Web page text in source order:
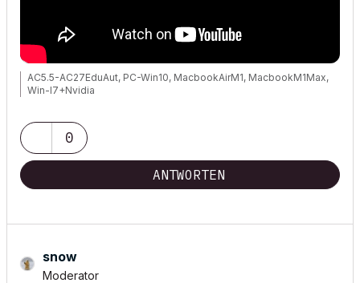
AC5.5-AC27EduAut, PC-Win10, MacbookAirM1, MacbookM1Max,
Win-I7+Nvidia
0
ANTWORTEN
snow
Moderator